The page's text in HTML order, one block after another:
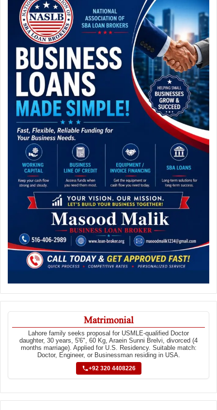
Matrimonial
Lahore family seeks proposal for USMLE-qualified Doctor
daughter, 30 years, 5'6", 60 Kg, Araein Sunni Brelvi, divorced (4
months marriage). Applied for U.S. Residency. Suitable match:
Doctor, Engineer, or Businessman residing in USA.
+92 320 4408226